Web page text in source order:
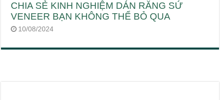
CHIA SẺ KINH NGHIỆM DÁN RĂNG SỨ
VENEER BẠN KHÔNG THỂ BỎ QUA
10/08/2024